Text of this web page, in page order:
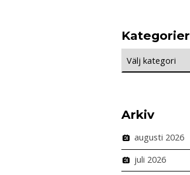
Kategorier
Kategorier
Arkiv
augusti 2026
juli 2026